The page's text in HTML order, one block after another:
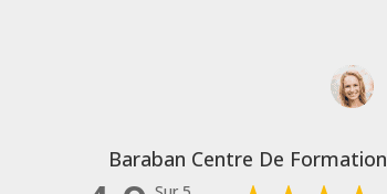
Baraban Centre De Formation